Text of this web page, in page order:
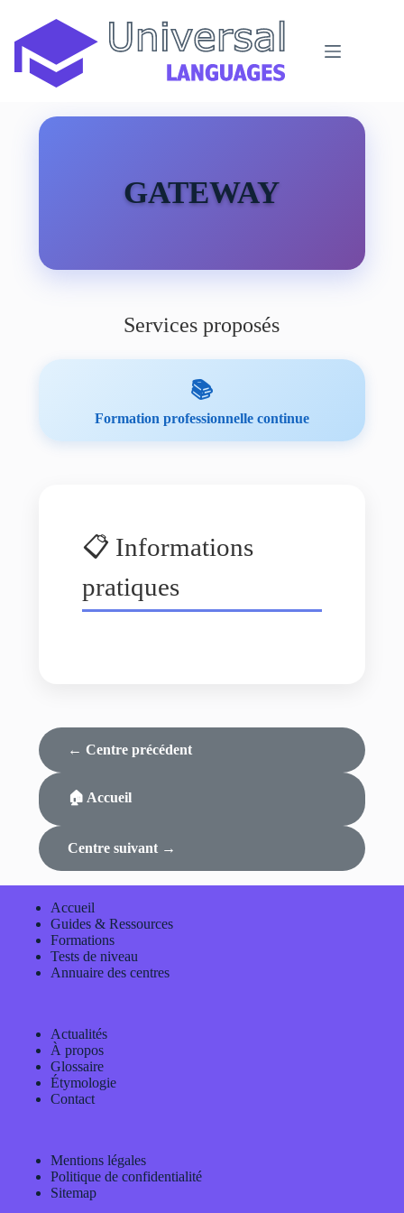
contenu
GATEWAY
Services proposés
📚
Formation professionnelle continue
📋 Informations
pratiques
← Centre précédent
🏠 Accueil
Centre suivant →
Accueil
Guides & Ressources
Formations
Tests de niveau
Annuaire des centres
Actualités
À propos
Glossaire
Étymologie
Contact
Mentions légales
Politique de confidentialité
Sitemap